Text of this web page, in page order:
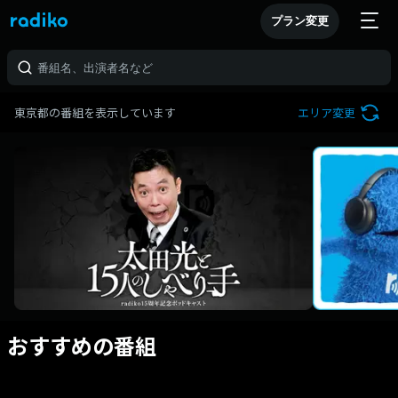
プラン変更
東京都の番組を表示しています エリア変更
おすすめの番組